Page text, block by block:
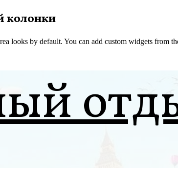
колонки
looks by default. You can add custom widgets from